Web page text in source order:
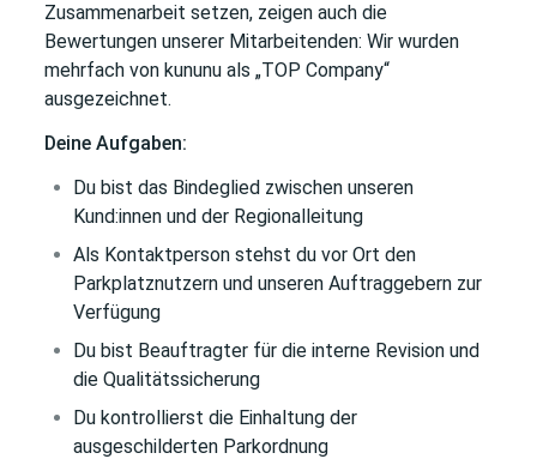
Zusammenarbeit setzen, zeigen auch die
Bewertungen unserer Mitarbeitenden: Wir wurden
mehrfach von kununu als „TOP Company“
ausgezeichnet.
Deine Aufgaben:
Du bist das Bindeglied zwischen unseren
Kund:innen und der Regionalleitung
Als Kontaktperson stehst du vor Ort den
Parkplatznutzern und unseren Auftraggebern zur
Verfügung
Du bist Beauftragter für die interne Revision und
die Qualitätssicherung
Du kontrollierst die Einhaltung der
ausgeschilderten Parkordnung